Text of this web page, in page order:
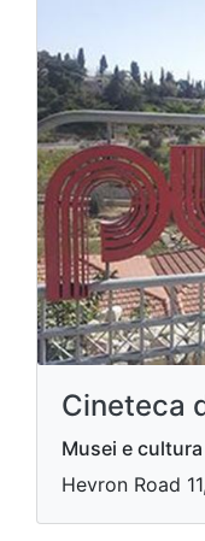
Cineteca
Musei e cultura
Hevron Road